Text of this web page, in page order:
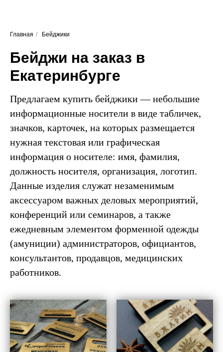
Главная / Бейджики
Бейджи на заказ в
Екатеринбурге
Предлагаем купить бейджики — небольшие
информационные носители в виде табличек,
значков, карточек, на которых размещается
нужная текстовая или графическая
информация о носителе: имя, фамилия,
должность носителя, организация, логотип.
Данные изделия служат незаменимым
аксессуаром важных деловых мероприятий,
конференций или семинаров, а также
ежедневным элементом форменной одежды
(амуниции) администраторов, официантов,
консультантов, продавцов, медицинских
работников.